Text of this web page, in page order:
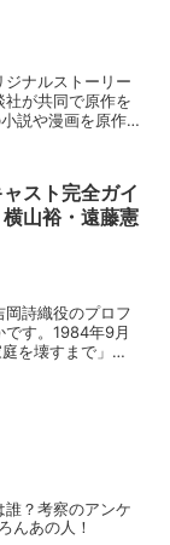
ナルストーリー
が共同で原作を
説や漫画を原作と
スト完全ガイ
山裕・遠藤憲
詩織役のプロフ
です。1984年9月
を壊すまで」
？考察のアンケ
んあの人！